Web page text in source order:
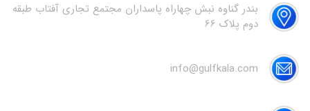
بندر گناوه نبش چهاراه پاسداران مجتمع تجاری آفتاب طبقه
دوم پلاک 66
info@gulfkala.com